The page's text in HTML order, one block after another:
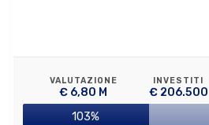
VALUTAZIONE
€ 6,80 M
INVESTITI
€ 206.500
103%